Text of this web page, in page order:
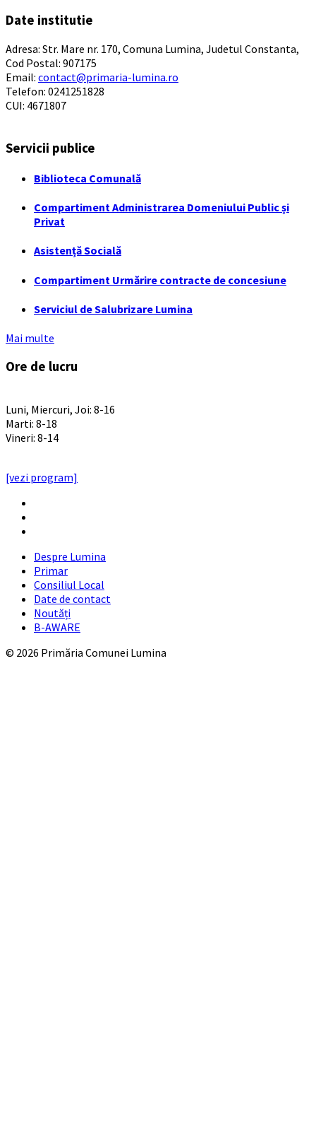
Date institutie
Adresa: Str. Mare nr. 170, Comuna Lumina, Judetul Constanta,
Cod Postal: 907175
Email: contact@primaria-lumina.ro
Telefon: 0241251828
CUI: 4671807
Servicii publice
Biblioteca Comunală
Compartiment Administrarea Domeniului Public și
Privat
Asistență Socială
Compartiment Urmărire contracte de concesiune
Serviciul de Salubrizare Lumina
Mai multe
Ore de lucru
Luni, Miercuri, Joi: 8-16
Marti: 8-18
Vineri: 8-14
[vezi program]
Despre Lumina
Primar
Consiliul Local
Date de contact
Noutăți
B-AWARE
© 2026 Primăria Comunei Lumina